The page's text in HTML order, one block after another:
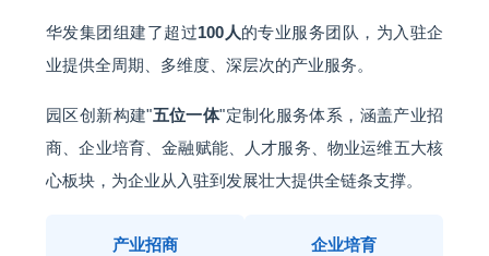
华发集团组建了超过100人的专业服务团队，为入驻企
业提供全周期、多维度、深层次的产业服务。
园区创新构建"五位一体"定制化服务体系，涵盖产业招
商、企业培育、金融赋能、人才服务、物业运维五大核
心板块，为企业从入驻到发展壮大提供全链条支撑。
产业招商 企业培育